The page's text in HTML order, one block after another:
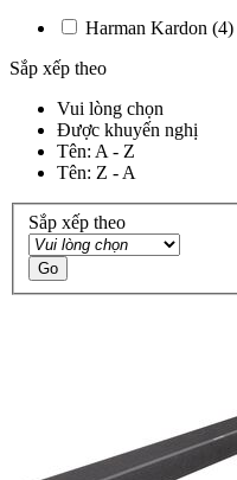
Harman Kardon (4)
Sắp xếp theo
Vui lòng chọn
Được khuyến nghị
Tên: A - Z
Tên: Z - A
Sắp xếp theo
Go